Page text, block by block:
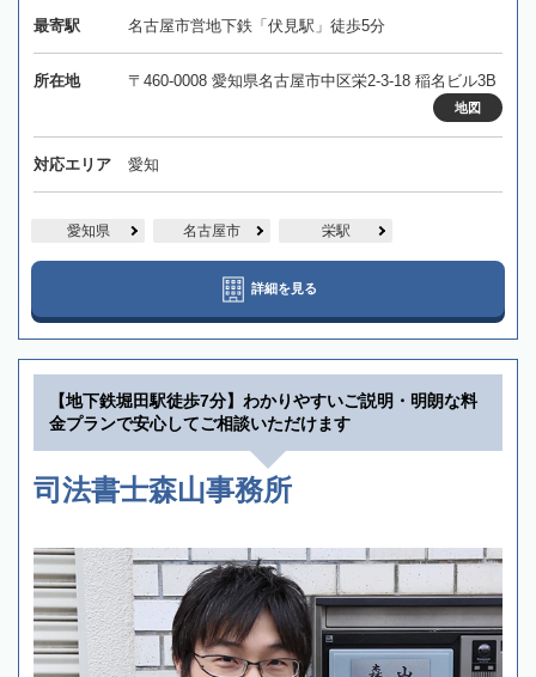
最寄駅 名古屋市営地下鉄「伏見駅」徒歩5分
所在地 〒460-0008 愛知県名古屋市中区栄2-3-18 稲名ビル3B
地図
対応エリア 愛知
愛知県 名古屋市 栄駅
詳細を見る
【地下鉄堀田駅徒歩7分】わかりやすいご説明・明朗な料
金プランで安心してご相談いただけます
司法書士森山事務所